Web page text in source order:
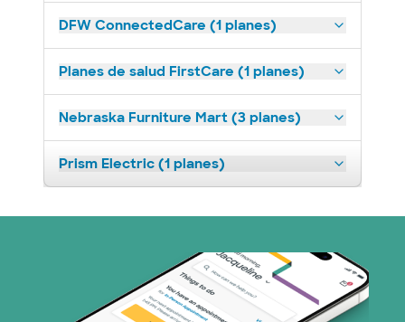
DFW ConnectedCare (1 planes)
Planes de salud FirstCare (1 planes)
Nebraska Furniture Mart (3 planes)
Prism Electric (1 planes)